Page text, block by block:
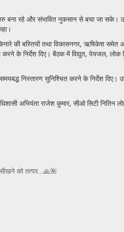
रहे और संभावित नुकसान से बचा जा सके।
की बस्तियों तथा विकासनगर, ऋषिकेश
के निर्देश दिए। बैठक में विद्युत, पेयजल, लोक
निस्तारण सुनिश्चित करने के निर्देश
अभियंता राजेश कुमार, सीओ सिटी नितिन
सीखने को तत्पर…🙏🌺